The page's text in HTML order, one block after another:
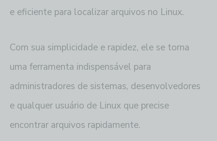
e eficiente para localizar arquivos no Linux.
Com sua simplicidade e rapidez, ele se torna
uma ferramenta indispensável para
administradores de sistemas, desenvolvedores
e qualquer usuário de Linux que precise
encontrar arquivos rapidamente.